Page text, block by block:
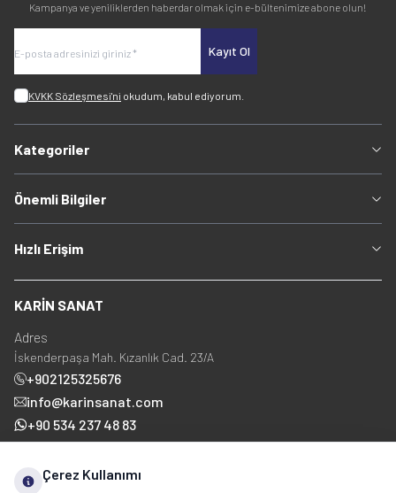
Kampanya ve yeniliklerden haberdar olmak için e-bültenimize abone olun!
Kayıt Ol
KVKK Sözleşmesi'ni okudum, kabul ediyorum.
Kategoriler
Önemli Bilgiler
Hızlı Erişim
KARİN SANAT
Adres
İskenderpaşa Mah. Kızanlık Cad. 23/A
+902125325676
info@karinsanat.com
+90 534 237 48 83
Çerez Kullanımı